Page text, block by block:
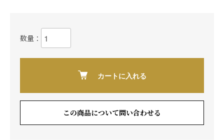
数量：
カートに入れる
この商品について問い合わせる